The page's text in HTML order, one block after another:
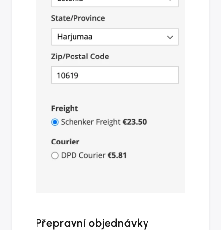
Přepravní objednávky